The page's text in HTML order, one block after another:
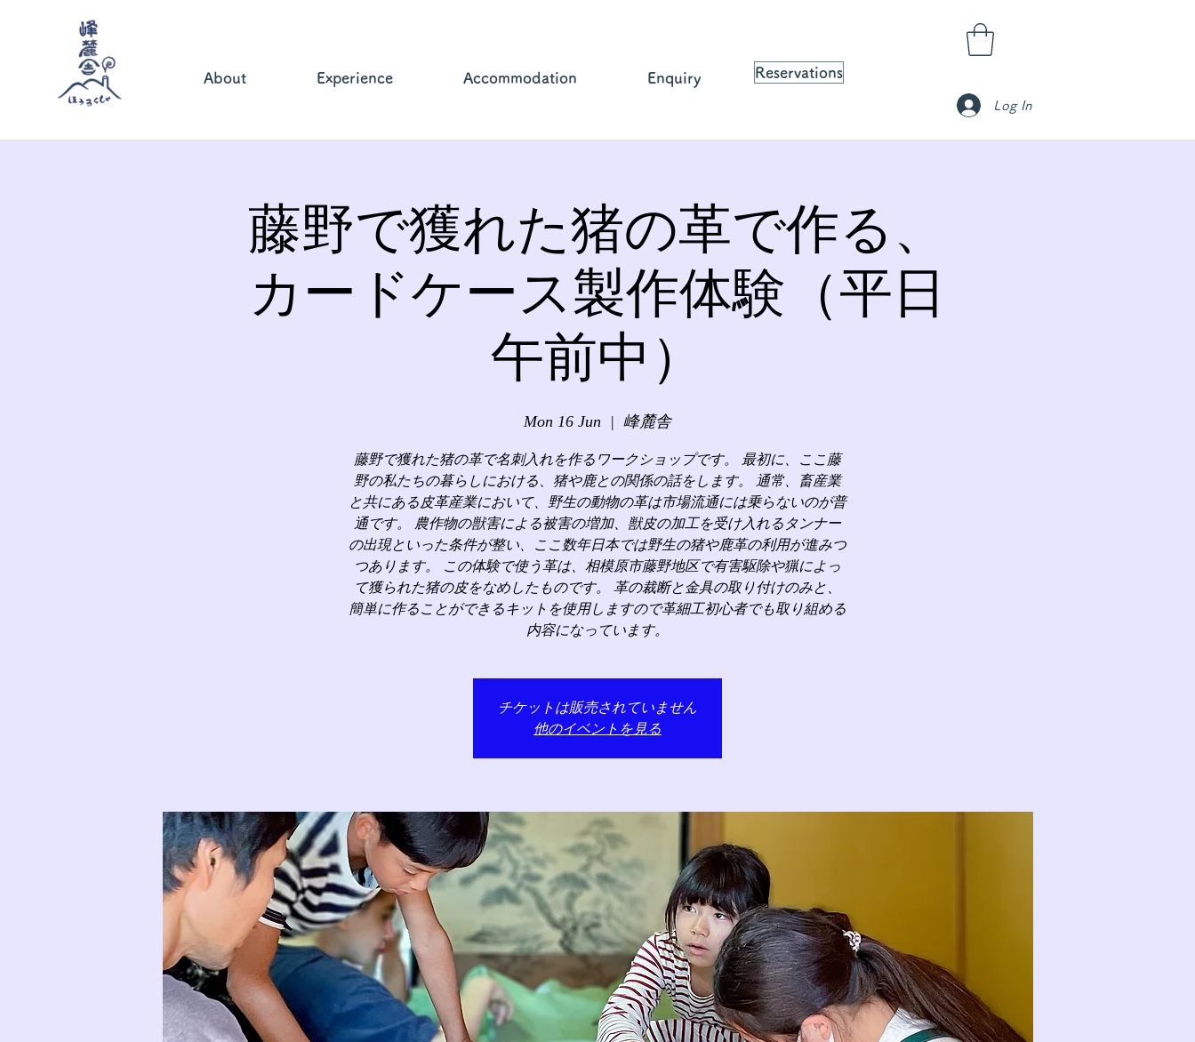
About Experience Accommodation Enquiry Reservations
Log In
藤野で獲れた猪の革で作る、
カードケース製作体験（平日
午前中）
Mon 16 Jun
  |
峰麓舎
藤野で獲れた猪の革で名刺入れを作るワークショップです。 最初に、ここ藤
野の私たちの暮らしにおける、猪や鹿との関係の話をします。 通常、畜産業
と共にある皮革産業において、野生の動物の革は市場流通には乗らないのが普
通です。 農作物の獣害による被害の増加、獣皮の加工を受け入れるタンナー
の出現といった条件が整い、ここ数年日本では野生の猪や鹿革の利用が進みつ
つあります。 この体験で使う革は、相模原市藤野地区で有害駆除や猟によっ
て獲られた猪の皮をなめしたものです。 革の裁断と金具の取り付けのみと、
簡単に作ることができるキットを使用しますので革細工初心者でも取り組める
内容になっています。
チケットは販売されていません
他のイベントを見る